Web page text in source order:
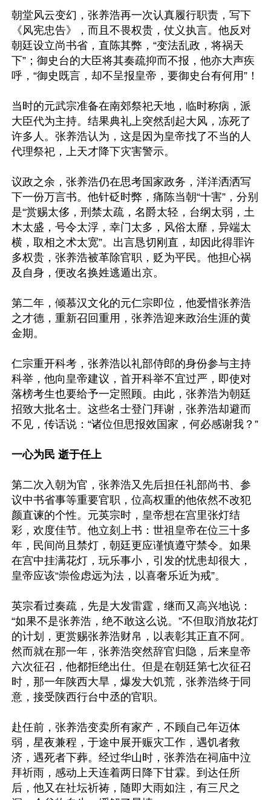
朝堂风云变幻，张养浩再一次认真履行职责，写下
《风宪忠告》，而且不畏权贵，仗义执言。他反对
朝廷设立尚书省，直陈其弊，“变法乱政，将祸天
下”；御史台的大臣将其奏疏抑而不报，他亦大声疾
呼，“御史既言，却不呈报皇帝，要御史台有何用”！
当时的元武宗准备在南郊祭祀天地，临时称病，派
大臣代为主持。结果典礼上突然刮起大风，冻死了
许多人。张养浩认为，这是因为皇帝找了不当的人
代理祭祀，上天才降下灾害警示。
议政之余，张养浩仍在思考国家政务，洋洋洒洒写
下一份万言书。他针砭时弊，痛陈当朝“十害”，分别
是“赏赐太侈，刑禁太疏，名爵太轻，台纲太弱，土
木太盛，号令太浮，幸门太多，风俗太靡，异端太
横，取相之术太宽”。出言恳切刚直，却因此得罪许
多权贵，张养浩被革除官职，贬为平民。他担心祸
及自身，便改名换姓逃遁出京。
第二年，倾慕汉文化的元仁宗即位，他爱惜张养浩
之才德，重新召回重用，张养浩迎来政治生涯的黄
金期。
仁宗重开科考，张养浩以礼部侍郎的身份参与主持
科举，他向皇帝建议，首开科举不宜过严，即使对
落榜考生也要给予一定照顾。由此，张养浩为朝廷
招致大批名士。这些名士登门拜谢，张养浩却避而
不见，传话说：“诸位但思报效国家，何必感谢我？”
一心为民 逝于任上
第二次入朝为官，张养浩又先后担任礼部尚书、参
议中书省事等重要官职，位高权重的他依然不改犯
颜直谏的个性。元英宗时，皇帝想在宫里张灯结
彩，欢度佳节。他立刻上书：世祖皇帝在位三十多
年，民间尚且禁灯，朝廷更应谨慎遵守禁令。如果
在宫中挂满花灯，玩乐事小，引发的忧患却很大，
皇帝应该“崇俭虑远为法，以喜奢乐近为戒”。
英宗看过奏疏，先是大发雷霆，继而又高兴地说：
“如果不是张养浩，绝不敢这么说。”不但取消放花灯
的计划，更赏赐张养浩财帛，以表彰其正直不阿。
然而就在那一年，张养浩突然辞官归隐，后来皇帝
六次征召，他都拒绝出仕。但是在朝廷第七次征召
时，那一年陕西大旱，爆发大饥荒，张养浩终于同
意，接受陕西行台中丞的官职。
赴任前，张养浩变卖所有家产，不顾自己年迈体
弱，星夜兼程，于途中展开赈灾工作，遇饥者救
济，遇死者下葬。经过华山时，张养浩在祠庙中泣
拜祈雨，感动上天连着两日降下甘霖。到达任所
后，他又在社坛祈祷，随即大雨如注，有三尺之